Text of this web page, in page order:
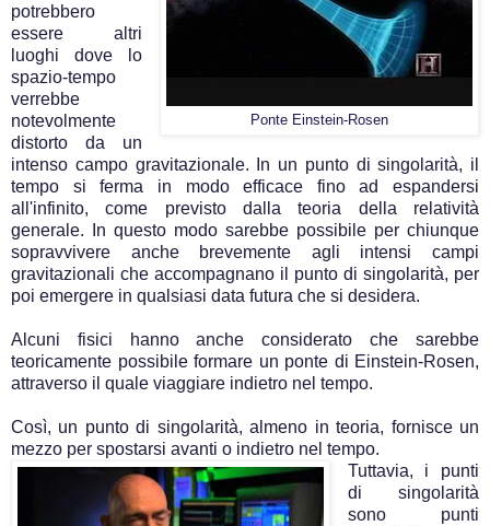
Ponte Einstein-Rosen
potrebbero
essere altri
luoghi dove lo
spazio-tempo
verrebbe
notevolmente
distorto da un
intenso campo gravitazionale. In un punto di singolarità, il
tempo si ferma in modo efficace fino ad espandersi
all'infinito, come previsto dalla teoria della relatività
generale. In questo modo sarebbe possibile per chiunque
sopravvivere anche brevemente agli intensi campi
gravitazionali che accompagnano il punto di singolarità, per
poi emergere in qualsiasi data futura che si desidera.
Alcuni fisici hanno anche considerato che sarebbe
teoricamente possibile formare un ponte di Einstein-Rosen,
attraverso il quale viaggiare indietro nel tempo.
Così, un punto di singolarità, almeno in teoria, fornisce un
mezzo per spostarsi avanti o indietro nel tempo.
Tuttavia, i punti
di singolarità
sono punti